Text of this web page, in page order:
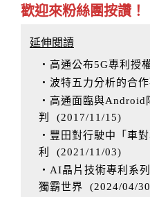
歡迎來粉絲團按讚！
延伸閱讀
‧高通公布5G專利授
‧波特五力分析的合
‧高通面臨與Android
判
(2017/11/15)
‧豐田對行駛中「車
利
(2021/11/03)
‧AI晶片技術專利系
獨霸世界 (2024/04/30